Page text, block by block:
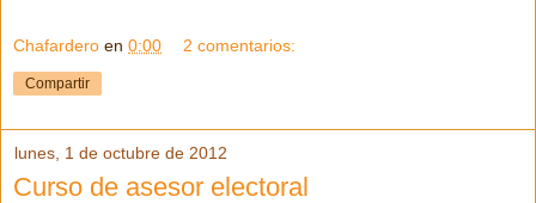
Chafardero en 0:00 2 comentarios:
Compartir
lunes, 1 de octubre de 2012
Curso de asesor electoral